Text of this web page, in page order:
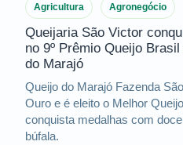
Agricultura Agronegócio
Queijaria São Victor
no 9º Prêmio Queijo
do Marajó
Queijo do Marajó Fazenda
Ouro e é eleito o Melhor
conquista medalhas com
búfala.